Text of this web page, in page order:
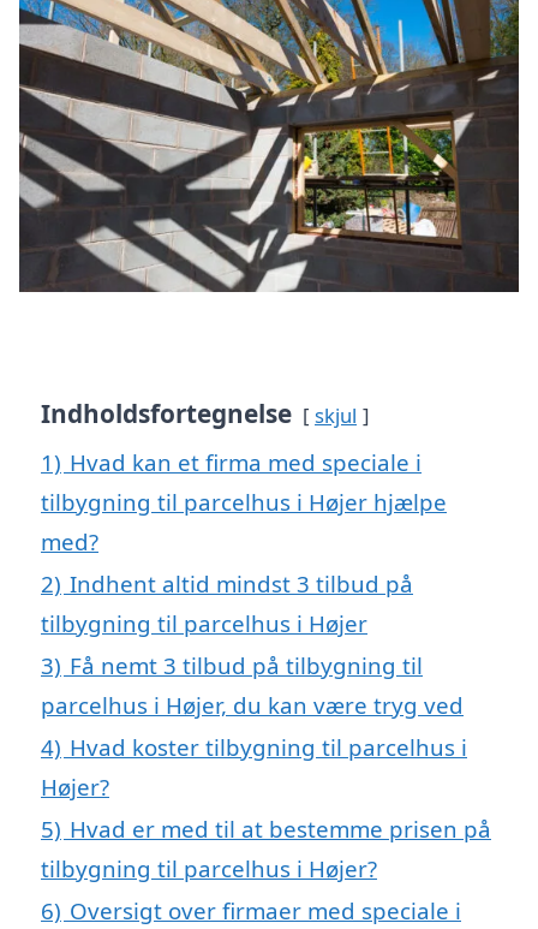
Indholdsfortegnelse skjul
1) Hvad kan et firma med speciale i
tilbygning til parcelhus i Højer hjælpe
med?
2) Indhent altid mindst 3 tilbud på
tilbygning til parcelhus i Højer
3) Få nemt 3 tilbud på tilbygning til
parcelhus i Højer, du kan være tryg ved
4) Hvad koster tilbygning til parcelhus i
Højer?
5) Hvad er med til at bestemme prisen på
tilbygning til parcelhus i Højer?
6) Oversigt over firmaer med speciale i